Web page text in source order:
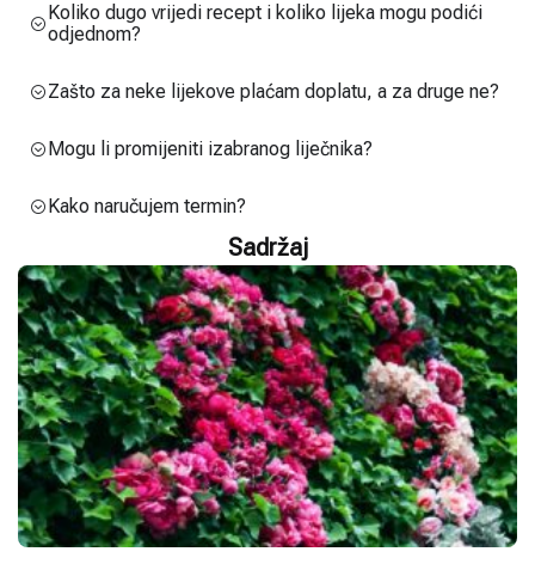
Koliko dugo vrijedi recept i koliko lijeka mogu podići
odjednom?
Zašto za neke lijekove plaćam doplatu, a za druge ne?
Mogu li promijeniti izabranog liječnika?
Kako naručujem termin?
Sadržaj